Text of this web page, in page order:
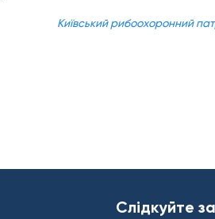
Київський рибоохоронний
Слідкуйте